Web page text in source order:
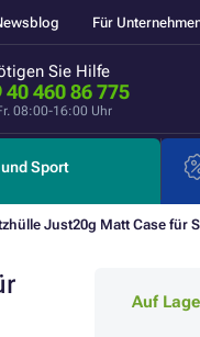
Für
Sie Hilfe
40 460 86 775
08:00-16:00 Uhr
Sport
Just20g Matt Case für
Auf